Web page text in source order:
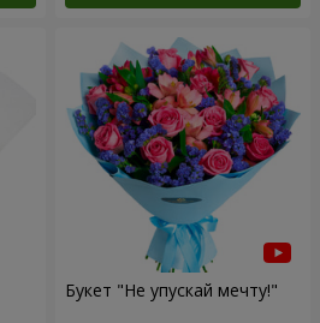
Букет "Не упускай мечту!"